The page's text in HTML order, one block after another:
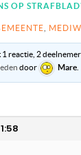
OP
reactie, 2
door Mare